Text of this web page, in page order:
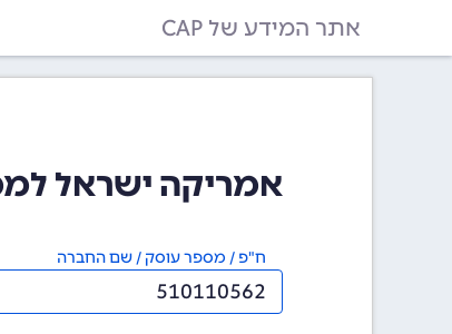
אתר המידע של CAP
אמריקה ישראל לממון
ח"פ / מספר עוסק / שם החברה